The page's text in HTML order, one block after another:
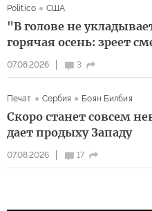
07.08.2026 3
Politico США
"В голове не
горячая осень: зреет
07.08.2026 17
Печат Сербия Боян Билбия
Скоро станет совсем
дает продыху Западу